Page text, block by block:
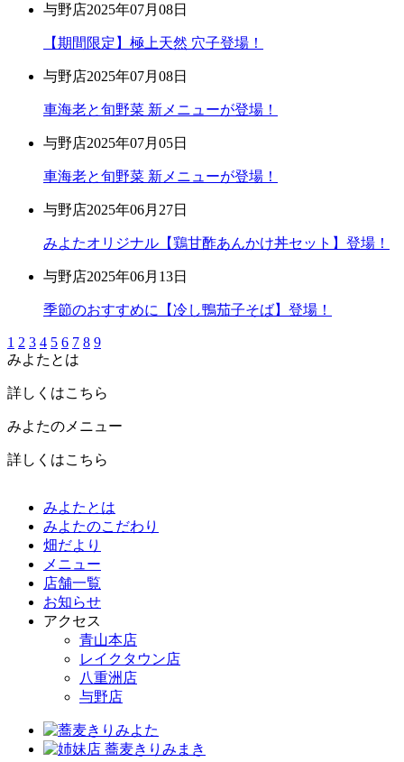
与野店2025年07月08日
【期間限定】極上天然 穴子登場！
与野店2025年07月08日
車海老と旬野菜 新メニューが登場！
与野店2025年07月05日
車海老と旬野菜 新メニューが登場！
与野店2025年06月27日
みよたオリジナル【鶏甘酢あんかけ丼セット】登場！
与野店2025年06月13日
季節のおすすめに【冷し鴨茄子そば】登場！
1 2 3 4 5 6 7 8 9
みよたとは
詳しくはこちら
みよたのメニュー
詳しくはこちら
みよたとは
みよたのこだわり
畑だより
メニュー
店舗一覧
お知らせ
アクセス
青山本店
レイクタウン店
八重洲店
与野店